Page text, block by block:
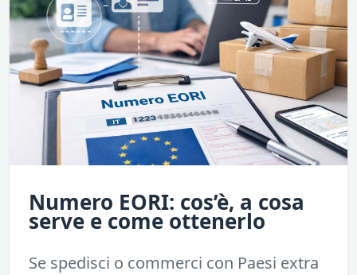
Numero EORI: cos’è, a cosa
serve e come ottenerlo
Se spedisci o commerci con Paesi extra